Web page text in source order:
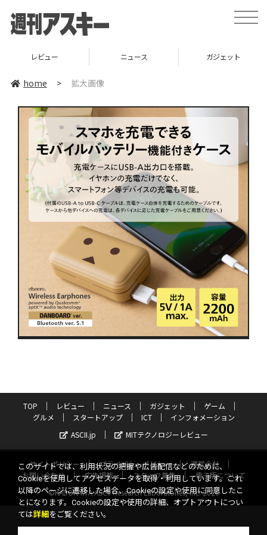
toggle
レビュー ニュース ガジェット
home > 拡大画像
TOP レビュー ニュース ガジェット
ゲーム
グルメ
スタートアップ ICT
インフォメーション
ASCII.jp
MITテクノロジーレビュー
サイトポリシー プライバシーポリシー
運営会社
お問い合わせ
広告掲載 スタッフ募集
電子版について
©KADOKAWA ASCII Research Laboratories, Inc. 2026
このサイトでは、利用状況の把握や広告配信などのために、
Cookieを使用してアクセスデータを取得・利用しています。これ
以降のページに遷移した場合、Cookieの設定や使用に同意したこ
とになります。Cookieの設定や使用の詳細、オプトアウトについ
ては詳細 をご覧ください。